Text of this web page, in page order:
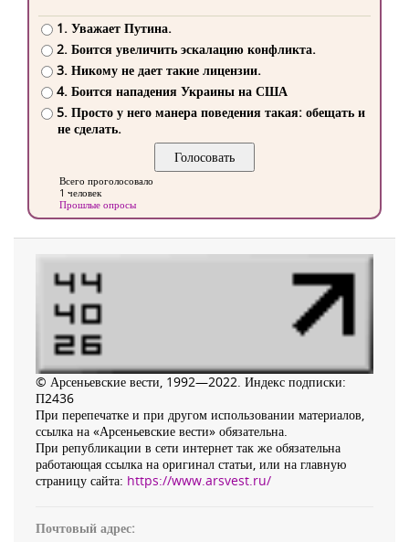
1. Уважает Путина.
2. Боится увеличить эскалацию конфликта.
3. Никому не дает такие лицензии.
4. Боится нападения Украины на США
5. Просто у него манера поведения такая: обещать и
не сделать.
Всего проголосовало
1 человек
Прошлые опросы
© Арсеньевские вести, 1992—2022. Индекс подписки:
П2436
При перепечатке и при другом использовании материалов,
ссылка на «Арсеньевские вести» обязательна.
При републикации в сети интернет так же обязательна
работающая ссылка на оригинал статьи, или на главную
страницу сайта: https://www.arsvest.ru/
Почтовый адрес: